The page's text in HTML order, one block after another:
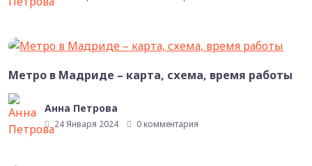
Метро в Мадриде – карта, схема, время работы
Анна Петрова
24 Января 2024 0 комментария